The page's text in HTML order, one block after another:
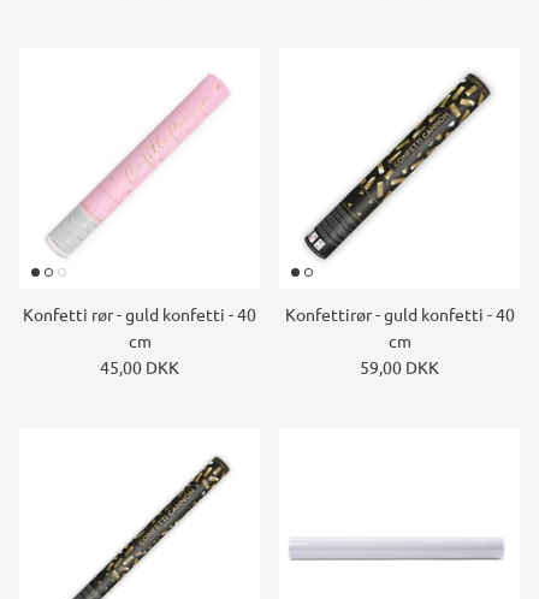
Konfetti rør - guld konfetti - 40
cm
45,00 DKK
Konfettirør - guld konfetti - 40
cm
59,00 DKK